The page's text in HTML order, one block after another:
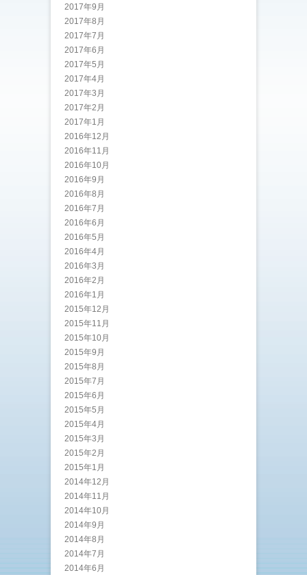
2017年9月
2017年8月
2017年7月
2017年6月
2017年5月
2017年4月
2017年3月
2017年2月
2017年1月
2016年12月
2016年11月
2016年10月
2016年9月
2016年8月
2016年7月
2016年6月
2016年5月
2016年4月
2016年3月
2016年2月
2016年1月
2015年12月
2015年11月
2015年10月
2015年9月
2015年8月
2015年7月
2015年6月
2015年5月
2015年4月
2015年3月
2015年2月
2015年1月
2014年12月
2014年11月
2014年10月
2014年9月
2014年8月
2014年7月
2014年6月